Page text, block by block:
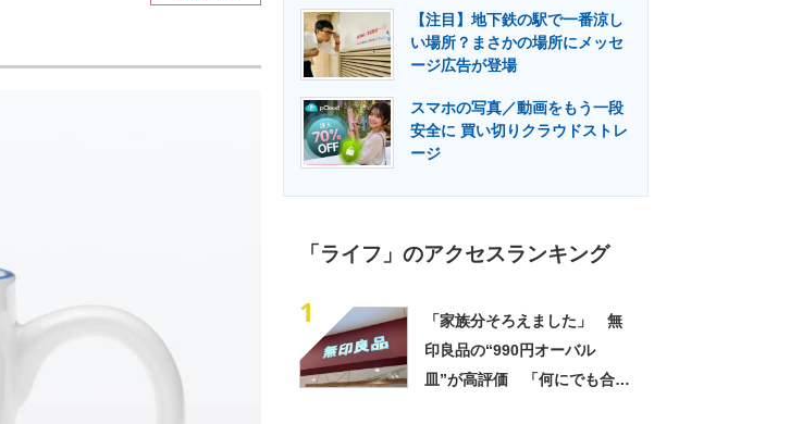
【注目】地下鉄の駅で一番涼し
い場所？まさかの場所にメッセ
ージ広告が登場
スマホの写真／動画をもう一段
安全に 買い切りクラウドストレ
ージ
「ライフ」のアクセスランキング
1
「家族分そろえました」 無
印良品の“990円オーバル
皿”が高評価 「何にでも合